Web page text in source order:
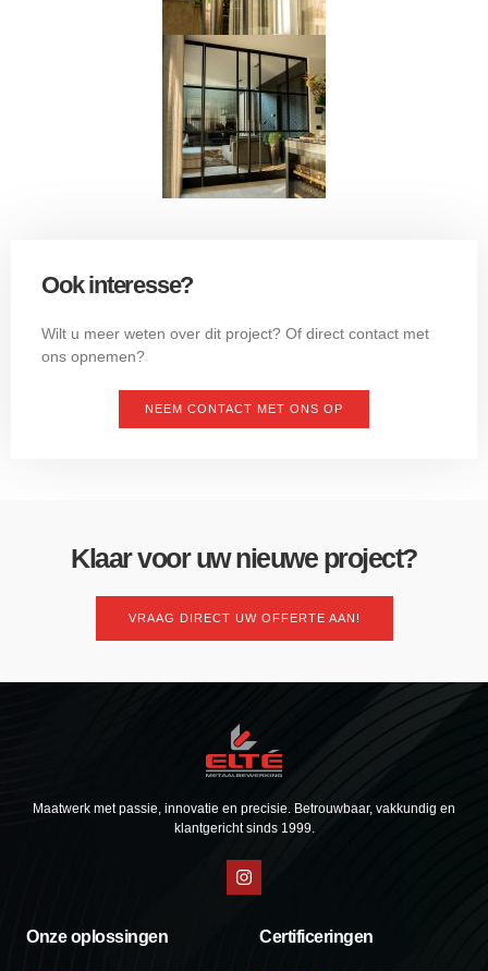
Ook interesse?
Wilt u meer weten over dit project? Of direct contact met
ons opnemen?
NEEM CONTACT MET ONS OP
Klaar voor uw nieuwe project?
VRAAG DIRECT UW OFFERTE AAN!
Maatwerk met passie, innovatie en precisie. Betrouwbaar, vakkundig en
klantgericht sinds 1999.
Onze oplossingen Certificeringen